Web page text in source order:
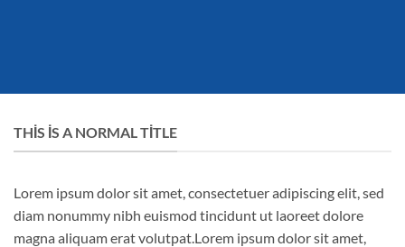
THIS IS A NORMAL TITLE
Lorem ipsum dolor sit amet, consectetuer adipiscing elit, sed
diam nonummy nibh euismod tincidunt ut laoreet dolore
magna aliquam erat volutpat.Lorem ipsum dolor sit amet,